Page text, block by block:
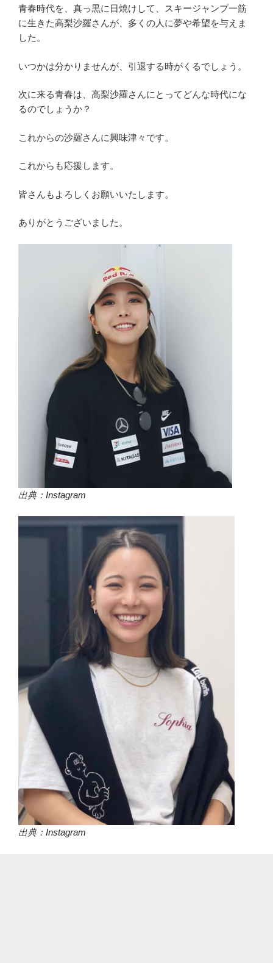
青春時代を、真っ黒に日焼けして、スキージャンプ一筋
に生きた高梨沙羅さんが、多くの人に夢や希望を与えま
した。
いつかは分かりませんが、引退する時がくるでしょう。
次に来る青春は、高梨沙羅さんにとってどんな時代にな
るのでしょうか？
これからの沙羅さんに興味津々です。
これからも応援します。
皆さんもよろしくお願いいたします。
ありがとうございました。
出典： Instagram
出典： Instagram